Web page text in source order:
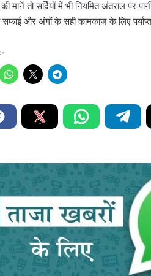
की मानें तो सर्दियों में भी नियमित अंतराल
और अंगों के सही कामकाज के लिए